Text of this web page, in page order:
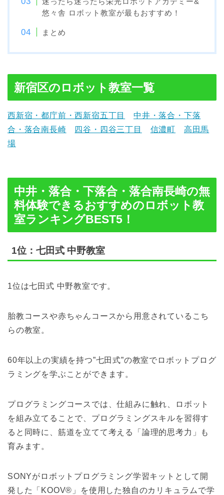
悠々舎 ロボット教室が最もおすすめ！
まとめ
新宿区のロボット教室一覧
西新宿・都庁前・西新宿五丁目
中井・落合・下落
合・落合南長崎
四谷・四谷三丁目 信濃町
高田馬
場
中井・落合・下落合・落合南長崎の無
料体験できるおすすめのロボット教
室ランキングBEST5！
1位：七田式 中野教室
1位は七田式 中野教室です。
胎教コースや赤ちゃんコースから用意されているこち
らの教室。
60年以上の実績を持つ”七田式”の教室でロボットプログ
ラミングを学ぶことができます。
プログラミングコースでは、仕組みに触れ、ロボット
を組み立てることで、プログラミングスキルを習得す
ると同時に、筋道を立てて考える「論理的思考力」も
育みます。
SONYがロボットプログラミング学習キットとして開
発した「KOOV®」を使用した独自のカリキュラムで学